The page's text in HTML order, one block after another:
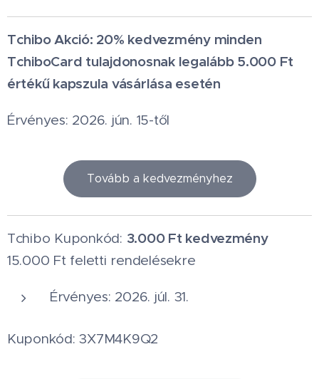
Tchibo Akció: 20% kedvezmény minden
TchiboCard tulajdonosnak legalább 5.000 Ft
értékű kapszula vásárlása esetén
Érvényes: 2026. jún. 15-től
Tovább a kedvezményhez
Tchibo Kuponkód: 3.000 Ft kedvezmény
15.000 Ft feletti rendelésekre
Érvényes: 2026. júl. 31.
Kuponkód: 3X7M4K9Q2